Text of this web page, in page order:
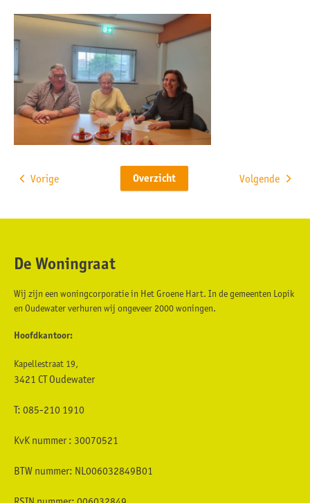
Volgende
Overzicht
Vorige
Contactinformatie
De Woningraat
Wij zijn een woningcorporatie in Het Groene Hart. In de gemeenten Lopik
en Oudewater verhuren wij ongeveer 2000 woningen.
Hoofdkantoor:
Kapellestraat 19,
3421 CT Oudewater
T: 085-210 1910
KvK nummer : 30070521
BTW nummer: NL006032849B01